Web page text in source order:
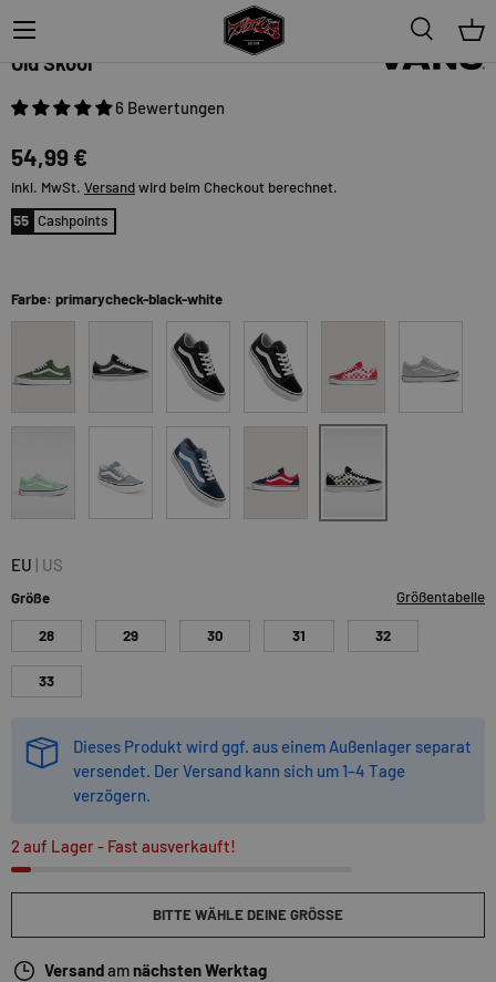
Suche
Menü
Vans
Old Skool
6 Bewertungen
54,99 €
inkl. MwSt. Versandwird beim Checkout berechnet.
55 Cashpoints
Farbe: primarycheck-black-white
alpinegreenasphalt-blackblack-truewhiteblack-whitecolortheory-
primarycheck-black-
EU | US
Größe Größentabelle
28 29 30 31 32
33
Dieses Produkt wird ggf. aus einem Außenlager separat
versendet. Der Versand kann sich um 1–4 Tage
verzögern.
2 auf Lager- Fast ausverkauft!
BITTE WÄHLE DEINE GRÖSSE
Versandamnächsten Werktag